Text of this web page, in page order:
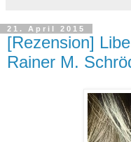
21. April 2015
[Rezension]
Rainer M.